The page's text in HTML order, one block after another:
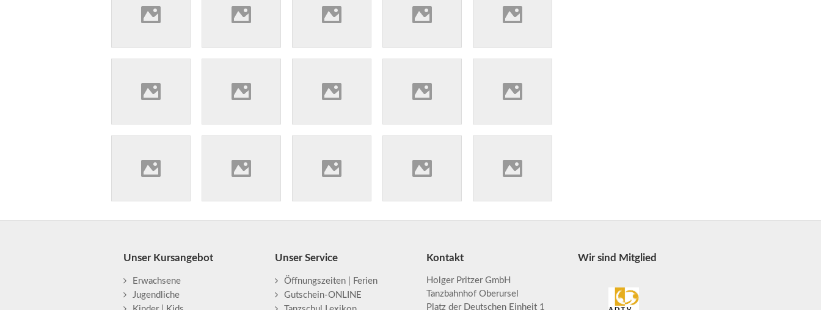
Unser Kursangebot
Erwachsene
Jugendliche
Unser Service
Öffnungszeiten | Ferien
Gutschein-ONLINE
Kontakt
Holger Pritzer GmbH
Tanzbahnhof Oberursel
Platz der Deutschen Einheit 1
Wir sind Mitglied